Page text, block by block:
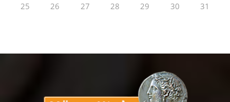
25 26 27 28 29 30 31